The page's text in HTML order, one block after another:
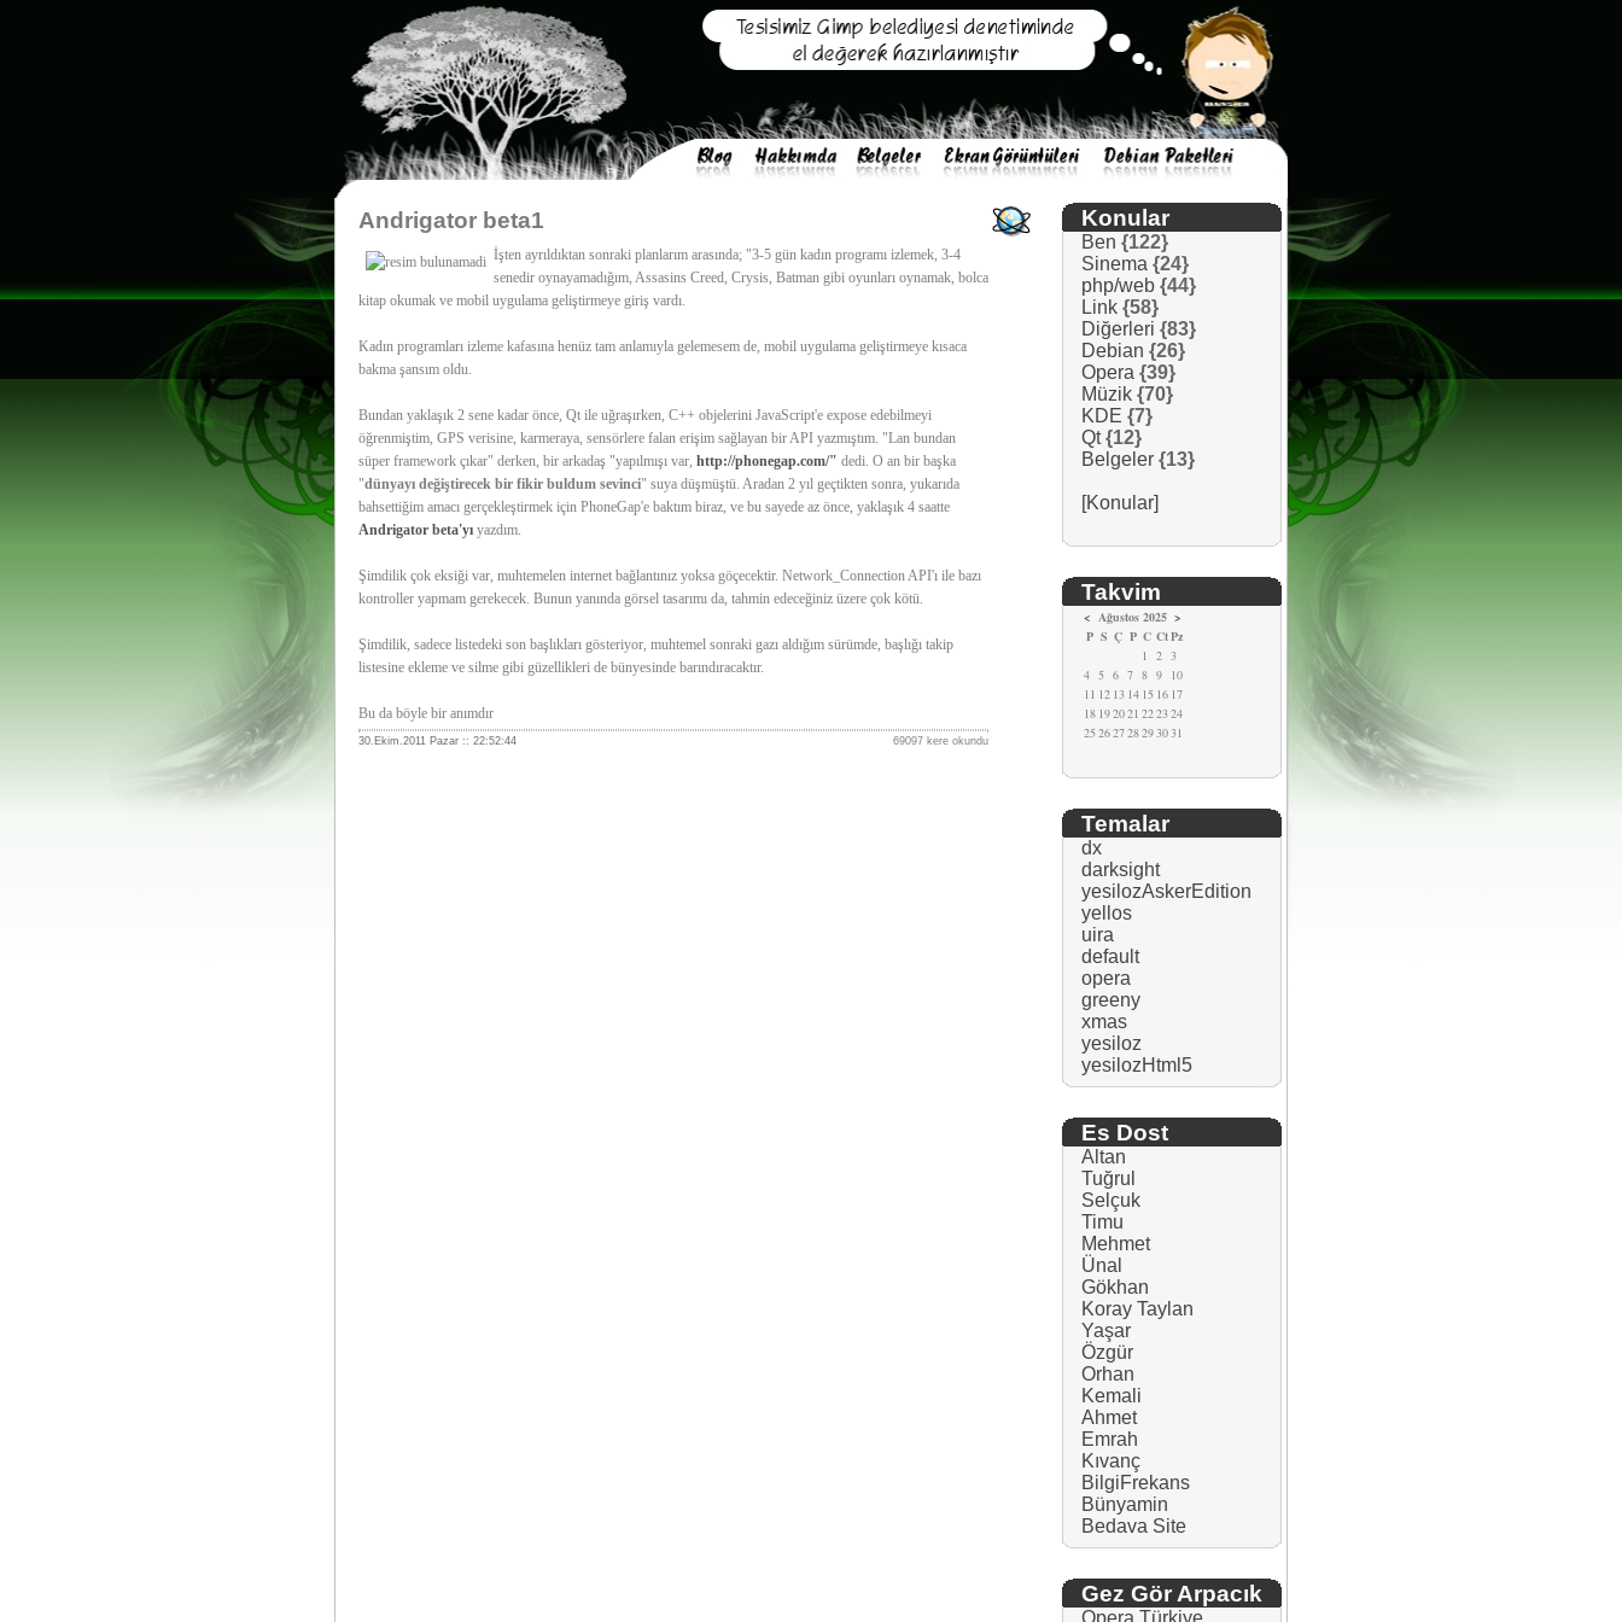
Andrigator beta1
İşten ayrıldıktan sonraki planlarım arasında; "3-5 gün kadın programı izlemek, 3-4
senedir oynayamadığım, Assasins Creed, Crysis, Batman gibi oyunları oynamak, bolca
kitap okumak ve mobil uygulama geliştirmeye giriş vardı.
Kadın programları izleme kafasına henüz tam anlamıyla gelemesem de, mobil uygulama geliştirmeye kısaca
bakma şansım oldu.
Bundan yaklaşık 2 sene kadar önce, Qt ile uğraşırken, C++ objelerini JavaScript'e expose edebilmeyi
öğrenmiştim, GPS verisine, karmeraya, sensörlere falan erişim sağlayan bir API yazmıştım. "Lan bundan
süper framework çıkar" derken, bir arkadaş "yapılmışı var, http://phonegap.com/" dedi. O an bir başka
"dünyayı değiştirecek bir fikir buldum sevinci" suya düşmüştü. Aradan 2 yıl geçtikten sonra, yukarıda
bahsettiğim amacı gerçekleştirmek için PhoneGap'e baktım biraz, ve bu sayede az önce, yaklaşık 4 saatte
Andrigator beta'yıyazdım.
Şimdilik çok eksiği var, muhtemelen internet bağlantınız yoksa göçecektir. Network_Connection API'ı ile bazı
kontroller yapmam gerekecek. Bunun yanında görsel tasarımı da, tahmin edeceğiniz üzere çok kötü.
Şimdilik, sadece listedeki son başlıkları gösteriyor, muhtemel sonraki gazı aldığım sürümde, başlığı takip
listesine ekleme ve silme gibi güzellikleri de bünyesinde barındıracaktır.
Bu da böyle bir anımdır
30.Ekim.2011 Pazar :: 22:52:44 69097 kere okundu
Konular
Ben {122}
Sinema {24}
php/web {44}
Link {58}
Diğerleri {83}
Debian {26}
Opera {39}
Müzik {70}
KDE {7}
Qt {12}
Belgeler {13}
[Konular]
Takvim
< Ağustos 2025 >
P S Ç P C CtPz
1 2 3
4 5 6 7 8 9
10
11 12 13 14 15 16 17
18 192021 222324
25262728293031
Temalar
dx
darksight
yesilozAskerEdition
yellos
uira
default
opera
greeny
xmas
yesiloz
yesilozHtml5
Es Dost
Altan
Tuğrul
Selçuk
Timu
Mehmet
Ünal
Gökhan
Koray Taylan
Yaşar
Özgür
Orhan
Kemali
Ahmet
Emrah
Kıvanç
BilgiFrekans
Bünyamin
Bedava Site
Gez Gör Arpacık
Opera Türkiye